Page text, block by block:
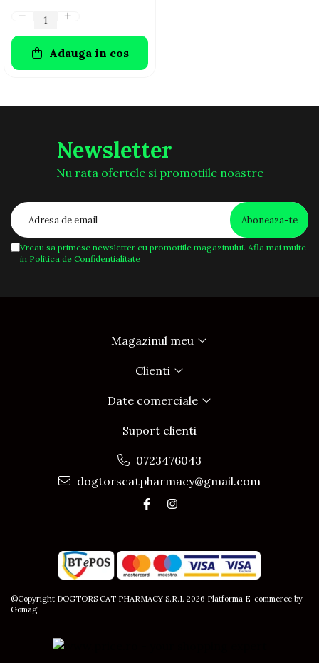
Adauga in cos
Newsletter
Nu rata ofertele si promotiile noastre
Vreau sa primesc newsletter cu promotiile magazinului. Afla mai multe
in Politica de Confidentialitate
Magazinul meu
Clienti
Date comerciale
Suport clienti
0723476043
dogtorscatpharmacy@gmail.com
©Copyright DOGTORS CAT PHARMACY S.R.L 2026 Platforma E-commerce by
Gomag